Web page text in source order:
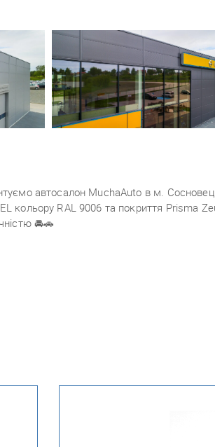
автосалон MuchaAuto в м.
кольору RAL 9006 та покриття Prisma
🚘🚗